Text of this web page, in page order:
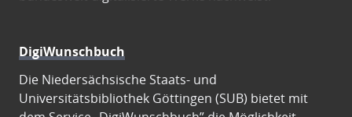
DigiWunschbuch
Die Niedersächsische Staats- und
Universitätsbibliothek Göttingen (SUB) bietet mit